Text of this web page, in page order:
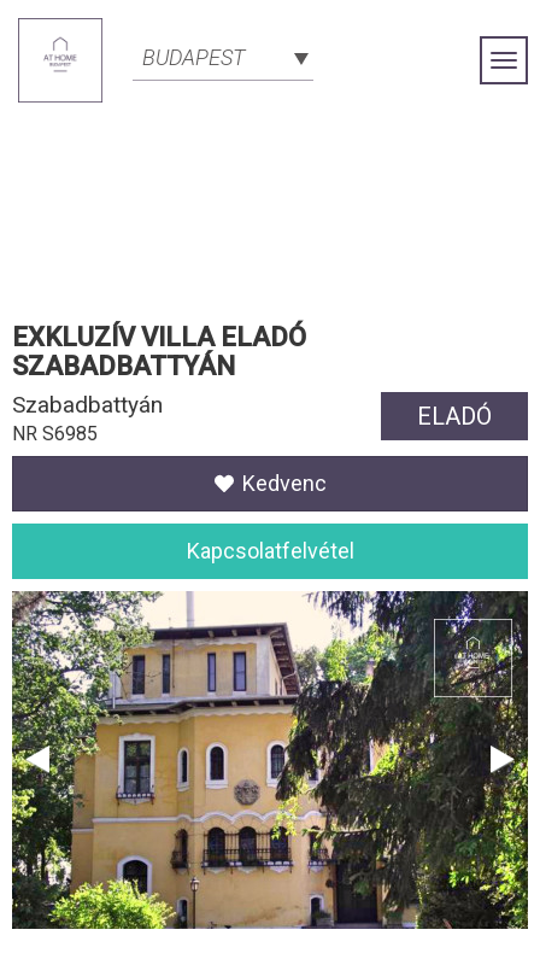
BUDAPEST
EXKLUZÍV VILLA ELADÓ
SZABADBATTYÁN
ELADÓ
Szabadbattyán
NR S6985
Kedvenc
Kapcsolatfelvétel